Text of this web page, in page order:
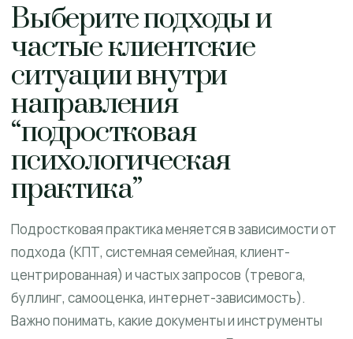
Выберите подходы и
частые клиентские
ситуации внутри
направления
“подростковая
психологическая
практика”
Подростковая практика меняется в зависимости от
подхода (КПТ, системная семейная, клиент-
центрированная) и частых запросов (тревога,
буллинг, самооценка, интернет-зависимость).
Важно понимать, какие документы и инструменты